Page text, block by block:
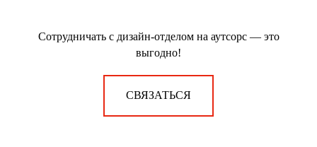
Сотрудничать с дизайн-отделом на аутсорс — это
выгодно!
СВЯЗАТЬСЯ